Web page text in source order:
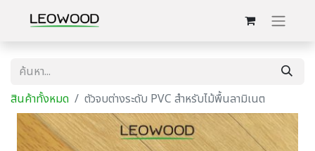
สินค้าทั้งหมด ตัวจบต่างระดับ PVC สำหรับไม้พื้นลามิเนต